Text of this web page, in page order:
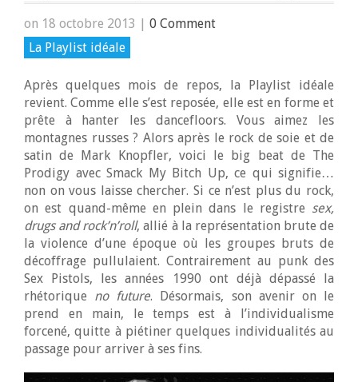
on 18 octobre 2013 | 0 Comment
La Playlist idéale
Après quelques mois de repos, la Playlist idéale
revient. Comme elle s’est reposée, elle est en forme et
prête à hanter les dancefloors. Vous aimez les
montagnes russes ? Alors après le rock de soie et de
satin de Mark Knopfler, voici le big beat de The
Prodigy avec Smack My Bitch Up, ce qui signifie…
non on vous laisse chercher. Si ce n’est plus du rock,
on est quand-même en plein dans le registre sex,
drugs and rock’n’roll, allié à la représentation brute de
la violence d’une époque où les groupes bruts de
décoffrage pullulaient. Contrairement au punk des
Sex Pistols, les années 1990 ont déjà dépassé la
rhétorique no future. Désormais, son avenir on le
prend en main, le temps est à l’individualisme
forcené, quitte à piétiner quelques individualités au
passage pour arriver à ses fins.